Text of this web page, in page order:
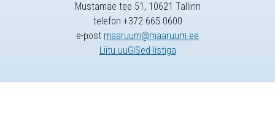
Mustamäe tee 51, 10621 Tallinn
telefon +372 665 0600
e-post maaruum@maaruum.ee
Liitu uuGISed listiga